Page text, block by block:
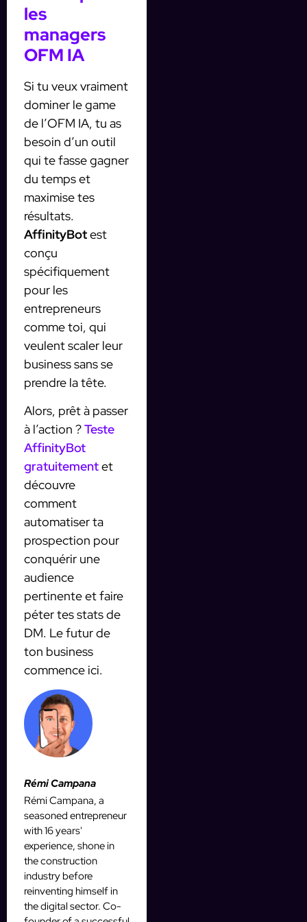
les
managers
OFM IA
Si tu veux vraiment
dominer le game
de l’OFM IA, tu as
besoin d’un outil
qui te fasse gagner
du temps et
maximise tes
résultats.
AffinityBotest
conçu
spécifiquement
pour les
entrepreneurs
comme toi, qui
veulent scaler leur
business sans se
prendre la tête.
Alors, prêt à passer
à l’action ?Teste
AffinityBot
gratuitementet
découvre
comment
automatiser ta
prospection pour
conquérir une
audience
pertinente et faire
péter tes stats de
DM. Le futur de
ton business
commence ici.
Rémi Campana
Rémi Campana, a
seasoned entrepreneur
with 16 years'
experience, shone in
the construction
industry before
reinventing himself in
the digital sector. Co-